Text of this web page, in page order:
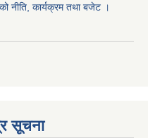
नीति, कार्यक्रम तथा बजेट ।
सूचना